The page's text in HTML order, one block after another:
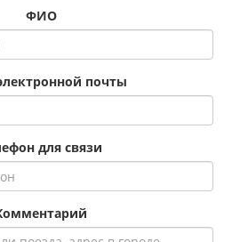
ФИО
почты
для связи